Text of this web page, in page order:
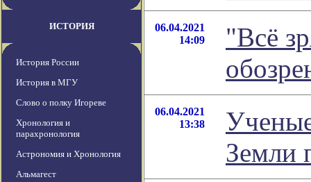
ИСТОРИЯ
История России
История в МГУ
Слово о полку Игореве
Хронология и
парахронология
Астрономия и Хронология
Альмагест
06.04.2021
14:09
"Всё
06.04.2021
13:38
Земли